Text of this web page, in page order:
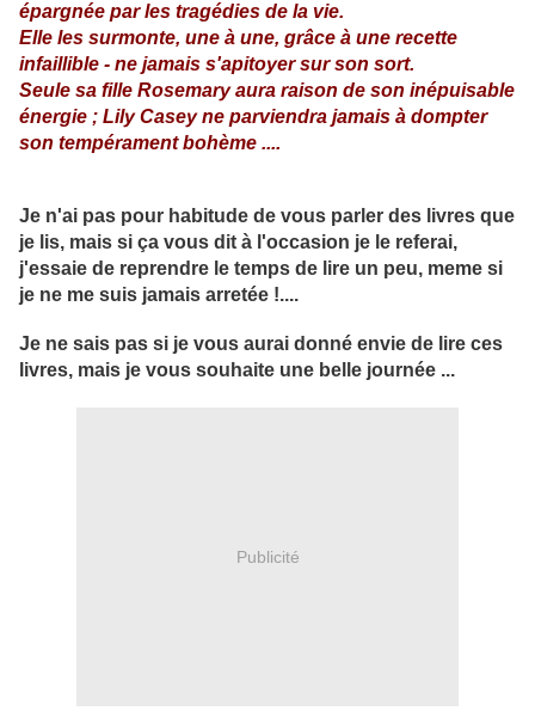
épargnée par les tragédies de la vie.
Elle les surmonte, une à une, grâce à une recette
infaillible - ne jamais s'apitoyer sur son sort.
Seule sa fille Rosemary aura raison de son inépuisable
énergie ; Lily Casey ne parviendra jamais à dompter
son tempérament bohème ....
Je n'ai pas pour habitude de vous parler des livres que
je lis, mais si ça vous dit à l'occasion je le referai,
j'essaie de reprendre le temps de lire un peu, meme si
je ne me suis jamais arretée !....
Je ne sais pas si je vous aurai donné envie de lire ces
livres, mais je vous souhaite une belle journée ...
Publicité